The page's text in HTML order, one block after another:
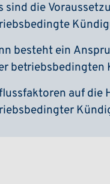
sind die
besteht ein
betriebsbedingten
auf die